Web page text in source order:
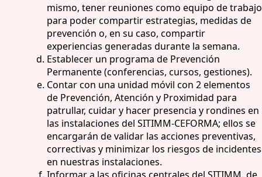
mismo, tener reuniones como equipo de trabajo
para poder compartir estrategias, medidas de
prevención o, en su caso, compartir
experiencias generadas durante la semana.
Establecer un programa de Prevención
Permanente (conferencias, cursos, gestiones).
Contar con una unidad móvil con 2 elementos
de Prevención, Atención y Proximidad para
patrullar, cuidar y hacer presencia y rondines en
las instalaciones del SITIMM-CEFORMA; ellos se
encargarán de validar las acciones preventivas,
correctivas y minimizar los riesgos de incidentes
en nuestras instalaciones.